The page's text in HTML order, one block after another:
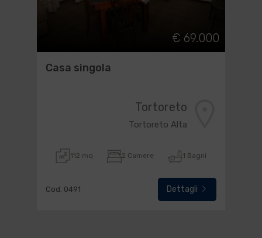
€ 69.000
Casa singola
Tortoreto
Tortoreto Alta
112 mq 2 Camere 1 Bagni
Cod. 0491 Dettagli